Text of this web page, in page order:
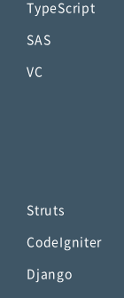
TypeScript
SAS
VC
Struts
CodeIgniter
Django